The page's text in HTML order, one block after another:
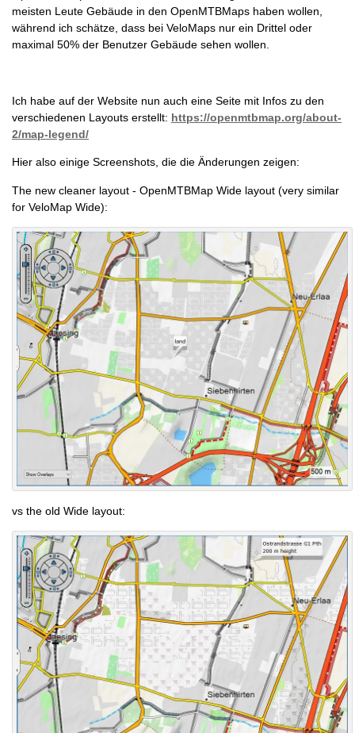
meisten Leute Gebäude in den OpenMTBMaps haben wollen,
während ich schätze, dass bei VeloMaps nur ein Drittel oder
maximal 50% der Benutzer Gebäude sehen wollen.
Ich habe auf der Website nun auch eine Seite mit Infos zu den
verschiedenen Layouts erstellt: https://openmtbmap.org/about-
2/map-legend/
Hier also einige Screenshots, die die Änderungen zeigen:
The new cleaner layout - OpenMTBMap Wide layout (very similar
for VeloMap Wide):
vs the old Wide layout: